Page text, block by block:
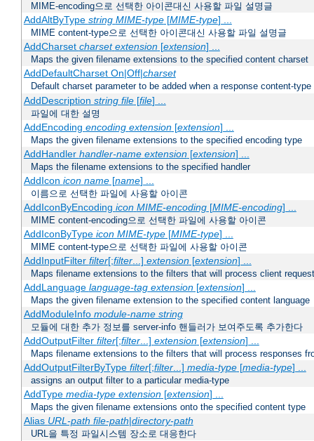
MIME-encoding으로 선택한 아이콘대신 사용할 파일 설명글
AddAltByType string MIME-type[MIME-type] ...
MIME content-type으로 선택한 아이콘대신 사용할 파일 설명글
AddCharset charset extension[extension] ...
Maps the given filename extensions to the specified content charset
AddDefaultCharset On|Off|charset
Default charset parameter to be added when a response content-
AddDescription string file[file] ...
파일에 대한 설명
AddEncoding encoding extension[extension] ...
Maps the given filename extensions to the specified encoding type
AddHandler handler-name extension[extension] ...
Maps the filename extensions to the specified handler
AddIcon icon name[name] ...
이름으로 선택한 파일에 사용할 아이콘
AddIconByEncoding icon MIME-encoding[MIME-encoding] ...
MIME content-encoding으로 선택한 파일에 사용할 아이콘
AddIconByType icon MIME-type[MIME-type] ...
MIME content-type으로 선택한 파일에 사용할 아이콘
AddInputFilter filter[;filter...] extension[extension] ...
Maps filename extensions to the filters that will process client
AddLanguage language-tag extension[extension] ...
Maps the given filename extension to the specified content language
AddModuleInfo module-name string
모듈에 대한 추가 정보를 server-info 핸들러가 보여주도록 추가한다
AddOutputFilter filter[;filter...] extension[extension] ...
Maps filename extensions to the filters that will process responses
AddOutputFilterByType filter[;filter...] media-type[media-type] ...
assigns an output filter to a particular media-type
AddType media-type extension[extension] ...
Maps the given filename extensions onto the specified content type
Alias URL-path file-path|directory-path
URL을 특정 파일시스템 장소로 대응한다